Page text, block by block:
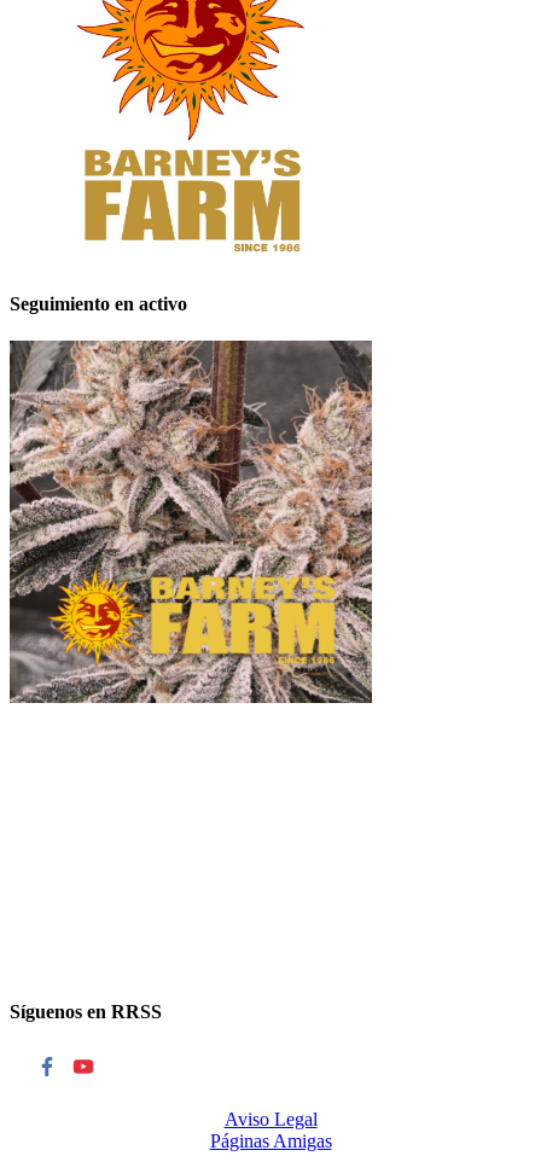
Seguimiento en activo
Síguenos en RRSS
Aviso Legal
Páginas Amigas